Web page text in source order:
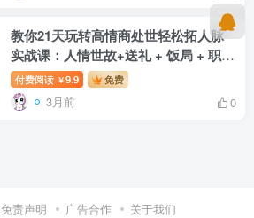
教你21天玩转高情商处世轻松拓人脉
实战课：人情世故+送礼 + 饭局 + 职场
+ 社交全场景
付费阅读 ￥9.9 免费
3月前 0
免责声明 广告合作 关于我们